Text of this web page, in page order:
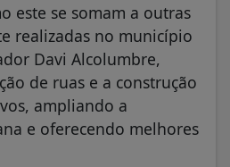
este se somam a outras
realizadas no município
Davi Alcolumbre,
de ruas e a construção
ampliando a
e oferecendo melhores